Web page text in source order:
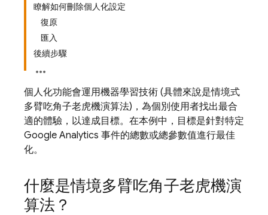
瞭解如何刪除個人化設定
復原
匯入
後續步驟
個人化功能會運用機器學習技術 (具體來說是情境式
多臂吃角子老虎機演算法)，為個別使用者找出最合
適的體驗，以達成目標。在本例中，目標是針對特定
Google Analytics 事件的總數或總參數值進行最佳
化。
什麼是情境多臂吃角子老虎機演
算法？